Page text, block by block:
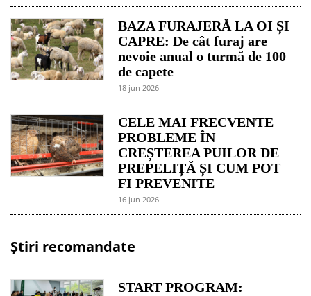
BAZA FURAJERĂ LA OI ȘI
CAPRE: De cât furaj are
nevoie anual o turmă de 100
de capete
18 jun 2026
CELE MAI FRECVENTE
PROBLEME ÎN
CREȘTEREA PUILOR DE
PREPELIȚĂ ȘI CUM POT
FI PREVENITE
16 jun 2026
Știri recomandate
START PROGRAM: